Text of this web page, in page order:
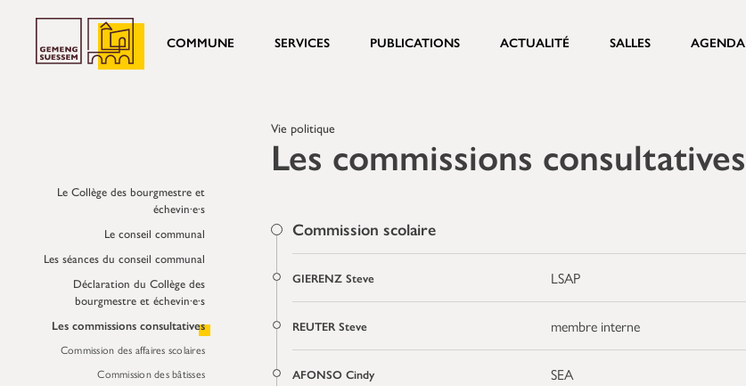
COMMUNE SERVICES PUBLICATIONS ACTUALITÉ SALLES AGENDA
Le Collège des bourgmestre et
échevin·e·s
Le conseil communal
Les séances du conseil communal
Déclaration du Collège des
bourgmestre et échevin·e·s
Les commissions consultatives
Commission des affaires scolaires
Commission des bâtisses
Vie politique
Les commissions consultatives
Commission scolaire
GIERENZ Steve LSAP
REUTER Steve membre interne
AFONSO Cindy SEA